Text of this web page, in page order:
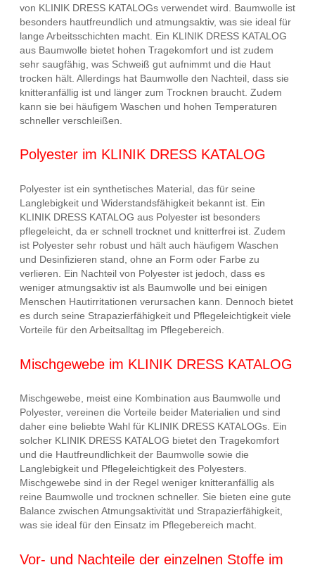
von KLINIK DRESS KATALOGs verwendet wird. Baumwolle ist
besonders hautfreundlich und atmungsaktiv, was sie ideal für
lange Arbeitsschichten macht. Ein KLINIK DRESS KATALOG
aus Baumwolle bietet hohen Tragekomfort und ist zudem
sehr saugfähig, was Schweiß gut aufnimmt und die Haut
trocken hält. Allerdings hat Baumwolle den Nachteil, dass sie
knitteranfällig ist und länger zum Trocknen braucht. Zudem
kann sie bei häufigem Waschen und hohen Temperaturen
schneller verschleißen.
Polyester im KLINIK DRESS KATALOG
Polyester ist ein synthetisches Material, das für seine
Langlebigkeit und Widerstandsfähigkeit bekannt ist. Ein
KLINIK DRESS KATALOG aus Polyester ist besonders
pflegeleicht, da er schnell trocknet und knitterfrei ist. Zudem
ist Polyester sehr robust und hält auch häufigem Waschen
und Desinfizieren stand, ohne an Form oder Farbe zu
verlieren. Ein Nachteil von Polyester ist jedoch, dass es
weniger atmungsaktiv ist als Baumwolle und bei einigen
Menschen Hautirritationen verursachen kann. Dennoch bietet
es durch seine Strapazierfähigkeit und Pflegeleichtigkeit viele
Vorteile für den Arbeitsalltag im Pflegebereich.
Mischgewebe im KLINIK DRESS KATALOG
Mischgewebe, meist eine Kombination aus Baumwolle und
Polyester, vereinen die Vorteile beider Materialien und sind
daher eine beliebte Wahl für KLINIK DRESS KATALOGs. Ein
solcher KLINIK DRESS KATALOG bietet den Tragekomfort
und die Hautfreundlichkeit der Baumwolle sowie die
Langlebigkeit und Pflegeleichtigkeit des Polyesters.
Mischgewebe sind in der Regel weniger knitteranfällig als
reine Baumwolle und trocknen schneller. Sie bieten eine gute
Balance zwischen Atmungsaktivität und Strapazierfähigkeit,
was sie ideal für den Einsatz im Pflegebereich macht.
Vor- und Nachteile der einzelnen Stoffe im